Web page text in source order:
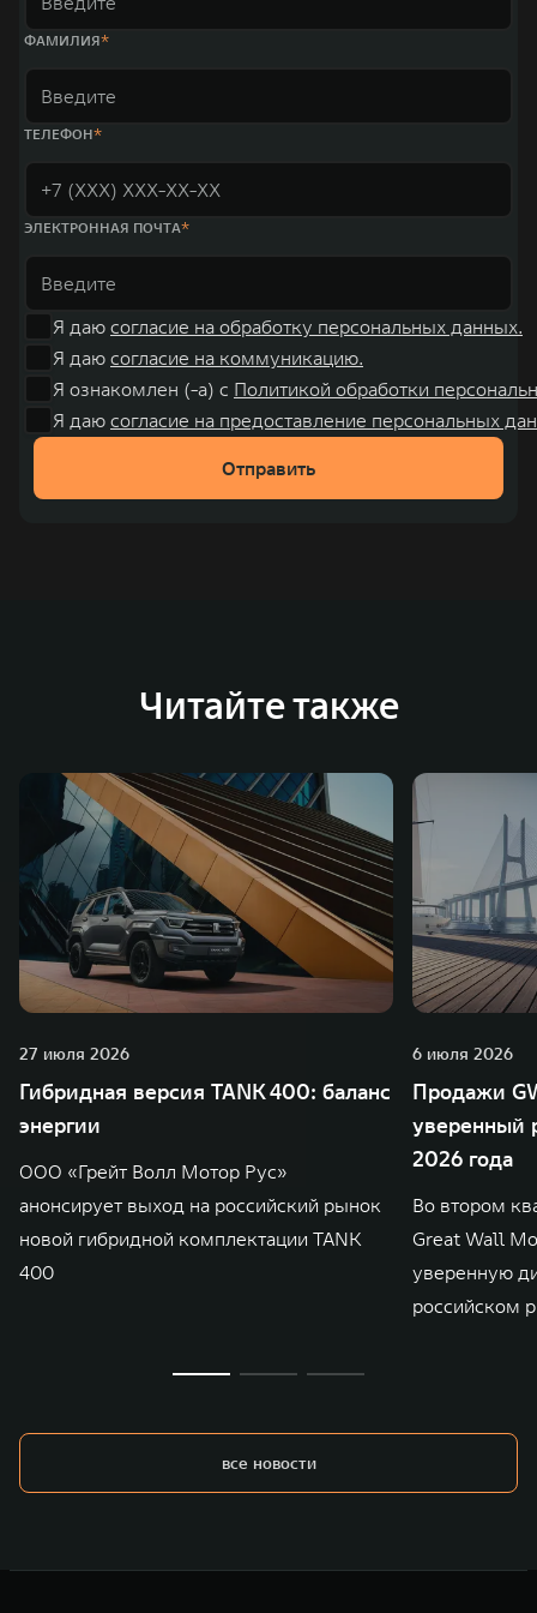
«14+5», которая включает 10 внутренних производственных
также 5 предприятий по сборке автомобилей.
ФАМИЛИЯ
ТЕЛЕФОН
ЭЛЕКТРОННАЯ ПОЧТА
Я даю согласие на обработку персональных данных.
Я даю согласие на коммуникацию.
Я ознакомлен (-а) с Политикой обработки
Я даю согласие на предоставление персональных
Отправить
Читайте также
27 июля 2026
Гибридная версия TANK 400: баланс
энергии
ООО «Грейт Волл Мотор Рус»
анонсирует выход на российский рынок
новой гибридной комплектации TANK
400
6 июля 2026
Продажи
уверенный
2026 года
Во втором
Great Wall
уверенную
российском
все новости